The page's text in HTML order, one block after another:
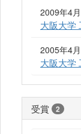
2009年4
大阪大学
2005年4
大阪大学
受賞 2